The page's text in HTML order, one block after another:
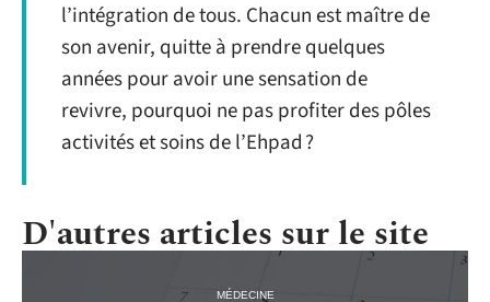
l’intégration de tous. Chacun est maître de
son avenir, quitte à prendre quelques
années pour avoir une sensation de
revivre, pourquoi ne pas profiter des pôles
activités et soins de l’Ehpad ?
D'autres articles sur le site
MÉDECINE